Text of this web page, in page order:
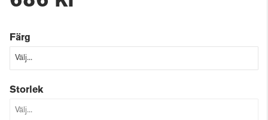
Färg
Storlek